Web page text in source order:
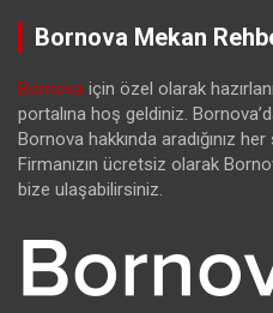
Bornova Mekan
Bornova için özel olarak
portalına hoş geldiniz.
Bornova hakkında aradığınız
Firmanızın ücretsiz olarak
bize ulaşabilirsiniz.